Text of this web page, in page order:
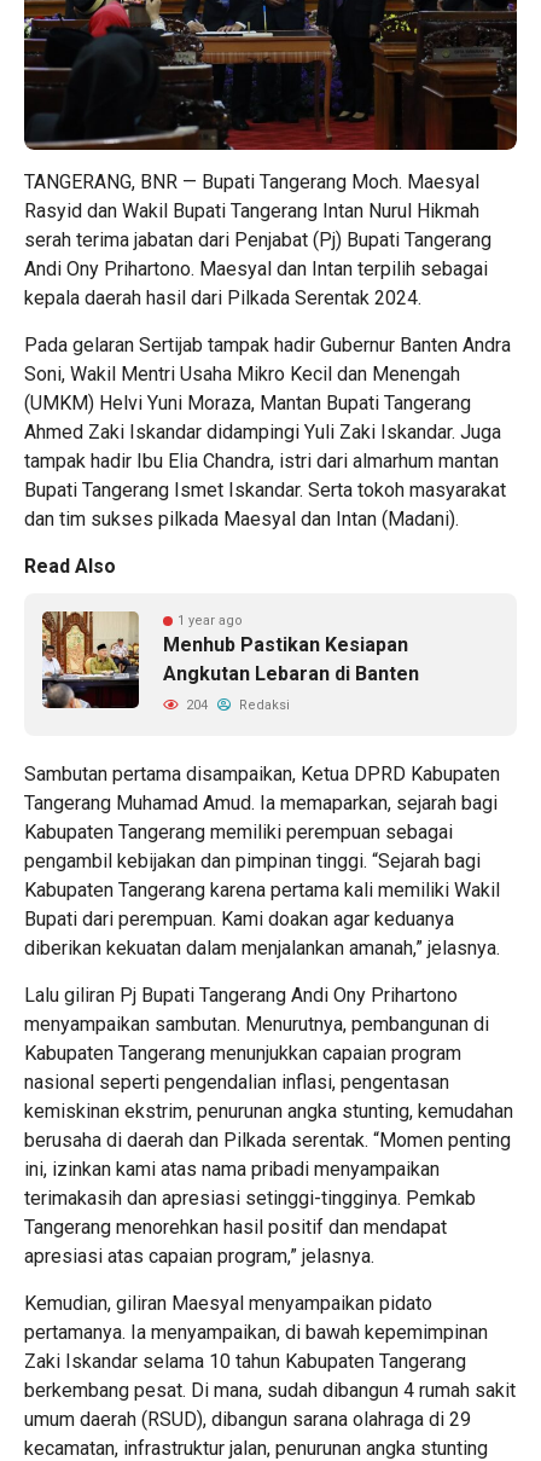
TANGERANG, BNR — Bupati Tangerang Moch. Maesyal
Rasyid dan Wakil Bupati Tangerang Intan Nurul Hikmah
serah terima jabatan dari Penjabat (Pj) Bupati Tangerang
Andi Ony Prihartono. Maesyal dan Intan terpilih sebagai
kepala daerah hasil dari Pilkada Serentak 2024.
Pada gelaran Sertijab tampak hadir Gubernur Banten Andra
Soni, Wakil Mentri Usaha Mikro Kecil dan Menengah
(UMKM) Helvi Yuni Moraza, Mantan Bupati Tangerang
Ahmed Zaki Iskandar didampingi Yuli Zaki Iskandar. Juga
tampak hadir Ibu Elia Chandra, istri dari almarhum mantan
Bupati Tangerang Ismet Iskandar. Serta tokoh masyarakat
dan tim sukses pilkada Maesyal dan Intan (Madani).
Read Also
1 year ago
Menhub Pastikan Kesiapan
Angkutan Lebaran di Banten
204 Redaksi
Sambutan pertama disampaikan, Ketua DPRD Kabupaten
Tangerang Muhamad Amud. Ia memaparkan, sejarah bagi
Kabupaten Tangerang memiliki perempuan sebagai
pengambil kebijakan dan pimpinan tinggi. “Sejarah bagi
Kabupaten Tangerang karena pertama kali memiliki Wakil
Bupati dari perempuan. Kami doakan agar keduanya
diberikan kekuatan dalam menjalankan amanah,” jelasnya.
Lalu giliran Pj Bupati Tangerang Andi Ony Prihartono
menyampaikan sambutan. Menurutnya, pembangunan di
Kabupaten Tangerang menunjukkan capaian program
nasional seperti pengendalian inflasi, pengentasan
kemiskinan ekstrim, penurunan angka stunting, kemudahan
berusaha di daerah dan Pilkada serentak. “Momen penting
ini, izinkan kami atas nama pribadi menyampaikan
terimakasih dan apresiasi setinggi-tingginya. Pemkab
Tangerang menorehkan hasil positif dan mendapat
apresiasi atas capaian program,” jelasnya.
Kemudian, giliran Maesyal menyampaikan pidato
pertamanya. Ia menyampaikan, di bawah kepemimpinan
Zaki Iskandar selama 10 tahun Kabupaten Tangerang
berkembang pesat. Di mana, sudah dibangun 4 rumah sakit
umum daerah (RSUD), dibangun sarana olahraga di 29
kecamatan, infrastruktur jalan, penurunan angka stunting